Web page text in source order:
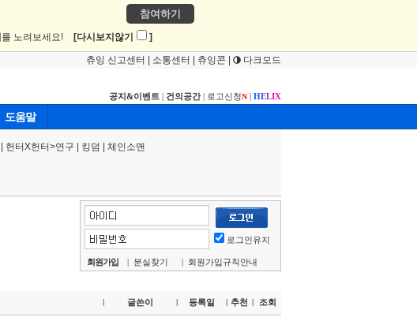
참여하기
를 노려보세요! [다시보지않기 ]
츄잉 신고센터 소통센터 츄잉콘 다크모드
공지&이벤트 | 건의공간| 로고신청N | HELIX
도움말
헌터X헌터>연구 킹덤
체인소맨
로그인유지
회원가입 | 분실찾기 | 회원가입규칙안내
글쓴이 등록일 추천 조회